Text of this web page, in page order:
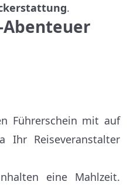
.
Abenteuer
Führerschein mit auf
Ihr Reiseveranstalter
eine Mahlzeit.